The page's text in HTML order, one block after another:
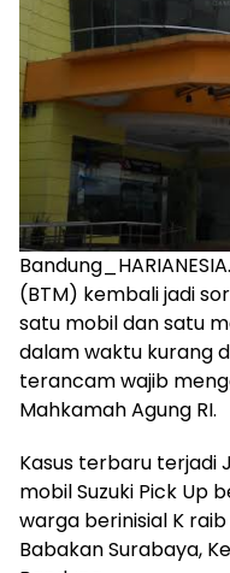
(BTM) kembali jadi
satu mobil dan satu
dalam waktu kurang
terancam wajib
Mahkamah Agung RI.
Kasus terbaru
mobil Suzuki Pick Up
warga berinisial K
Babakan Surabaya,